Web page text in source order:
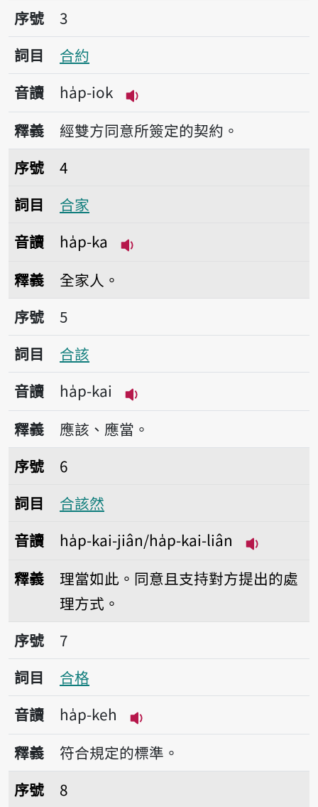
序號3合約
序號
3
詞目
合約
音讀
ha̍p-iok
播放音讀ha̍p-iok
釋義
經雙方同意所簽定的契約。
序號4合家
序號
4
詞目
合家
音讀
ha̍p-ka
釋義
全家人。
序號5合該
序號
5
詞目
合該
音讀
ha̍p-kai
播放音讀ha̍p-kai
釋義
應該、應當。
序號6合該然
序號
6
詞目
合該然
音讀
ha̍p-kai-jiân/ha̍p-kai-liân
釋義
理當如此。同意且支持對方提出的處
理方式。
序號7合格
序號
7
詞目
合格
音讀
ha̍p-keh
播放音讀ha̍p-keh
釋義
符合規定的標準。
序號8合股
序號 8